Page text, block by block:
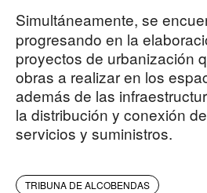
Simultáneamente, se
progresando en la
proyectos de urbanización
obras a realizar en los
además de las
la distribución y conexión
servicios y suministros.
TRIBUNA DE ALCOBENDAS